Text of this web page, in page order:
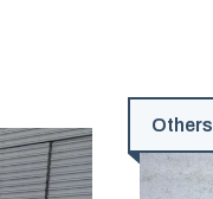
Others